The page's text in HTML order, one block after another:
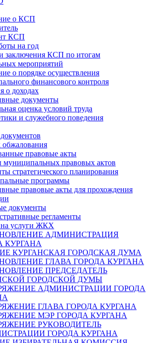
о КСП
КСП
на год
заключения КСП по итогам
мероприятий
о порядке осуществления
финансового контроля
о доходах
документы
оценка условий труда
и служебного поведения
обжалования
правовые акты
муниципальных правовых актов
стратегического планирования
программы
правовые акты для прохождения
документы
регламенты
услуги ЖКХ
АДМИНИСТРАЦИЯ
КУРГАНА
КУРГАНСКАЯ ГОРОДСКАЯ ДУМА
ГЛАВА ГОРОДА КУРГАНА
ПРЕДСЕДАТЕЛЬ
ГОРОДСКОЙ ДУМЫ
АДМИНИСТРАЦИИ ГОРОДА
ГЛАВА ГОРОДА КУРГАНА
МЭР ГОРОДА КУРГАНА
РУКОВОДИТЕЛЬ
ГОРОДА КУРГАНА